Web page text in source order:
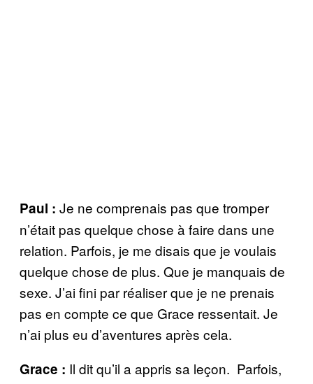
Paul : Je ne comprenais pas que tromper
n’était pas quelque chose à faire dans une
relation. Parfois, je me disais que je voulais
quelque chose de plus. Que je manquais de
sexe. J’ai fini par réaliser que je ne prenais
pas en compte ce que Grace ressentait. Je
n’ai plus eu d’aventures après cela.
Grace : Il dit qu’il a appris sa leçon. Parfois,